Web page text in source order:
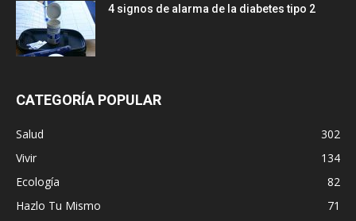
4 signos de alarma de la diabetes tipo 2
CATEGORÍA POPULAR
Salud
302
Vivir
134
Ecología
82
Hazlo Tu Mismo
71